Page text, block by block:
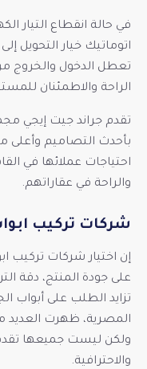
في حالة انقطاع التيار
اتوماتيك خيار التحويل
تعطل الدخول والخروج
الراحة والاطمئنان
تقدم جراند جيت إيجي
بأحدث التصاميم وأعلى
احتياجات عملائها في
والراحة في عقاراتهم.
شركات تركيب
إن اختيار شركات تركيب
على جودة المنتج، دقة
تزايد الطلب على أبواب
المصرية، ظهرت العديد
ولكن ليست جميعها
والاحترافية.